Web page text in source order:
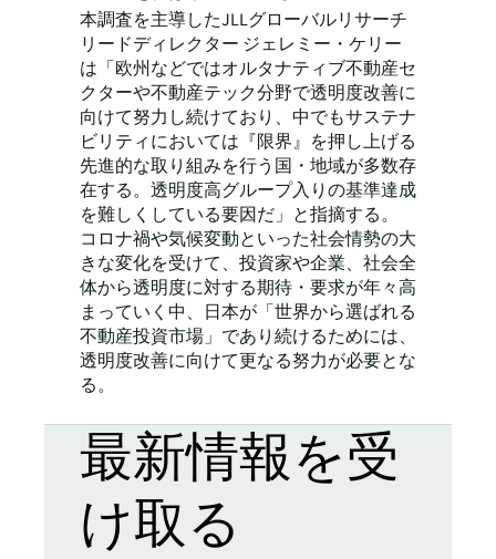
本調査を主導したJLLグローバルリサーチ
リードディレクター ジェレミー・ケリー
は「欧州などではオルタナティブ不動産セ
クターや不動産テック分野で透明度改善に
向けて努力し続けており、中でもサステナ
ビリティにおいては『限界』を押し上げる
先進的な取り組みを行う国・地域が多数存
在する。透明度高グループ入りの基準達成
を難しくしている要因だ」と指摘する。
コロナ禍や気候変動といった社会情勢の大
きな変化を受けて、投資家や企業、社会全
体から透明度に対する期待・要求が年々高
まっていく中、日本が「世界から選ばれる
不動産投資市場」であり続けるためには、
透明度改善に向けて更なる努力が必要とな
る。
最新情報を受
け取る